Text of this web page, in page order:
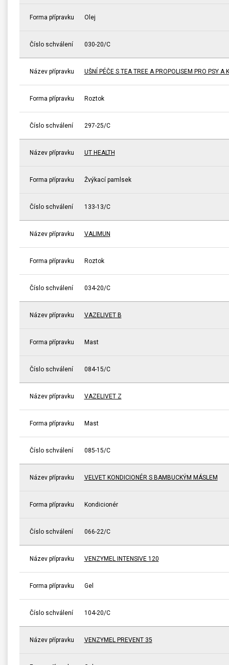
Forma přípravku Olej
Číslo schválení 030-20/C
Název přípravku UŠNÍ PÉČE S TEA TREE A PROPOLISEM PRO PSY A
Forma přípravku Roztok
Číslo schválení 297-25/C
Název přípravku UT HEALTH
Forma přípravku Žvýkací pamlsek
Číslo schválení 133-13/C
Název přípravku VALIMUN
Forma přípravku Roztok
Číslo schválení 034-20/C
Název přípravku VAZELIVET B
Forma přípravku Mast
Číslo schválení 084-15/C
Název přípravku VAZELIVET Z
Forma přípravku Mast
Číslo schválení 085-15/C
Název přípravku VELVET KONDICIONÉR S BAMBUCKÝM MÁSLEM
Forma přípravku Kondicionér
Číslo schválení 066-22/C
Název přípravku VENZYMEL INTENSIVE 120
Forma přípravku Gel
Číslo schválení 104-20/C
Název přípravku VENZYMEL PREVENT 35